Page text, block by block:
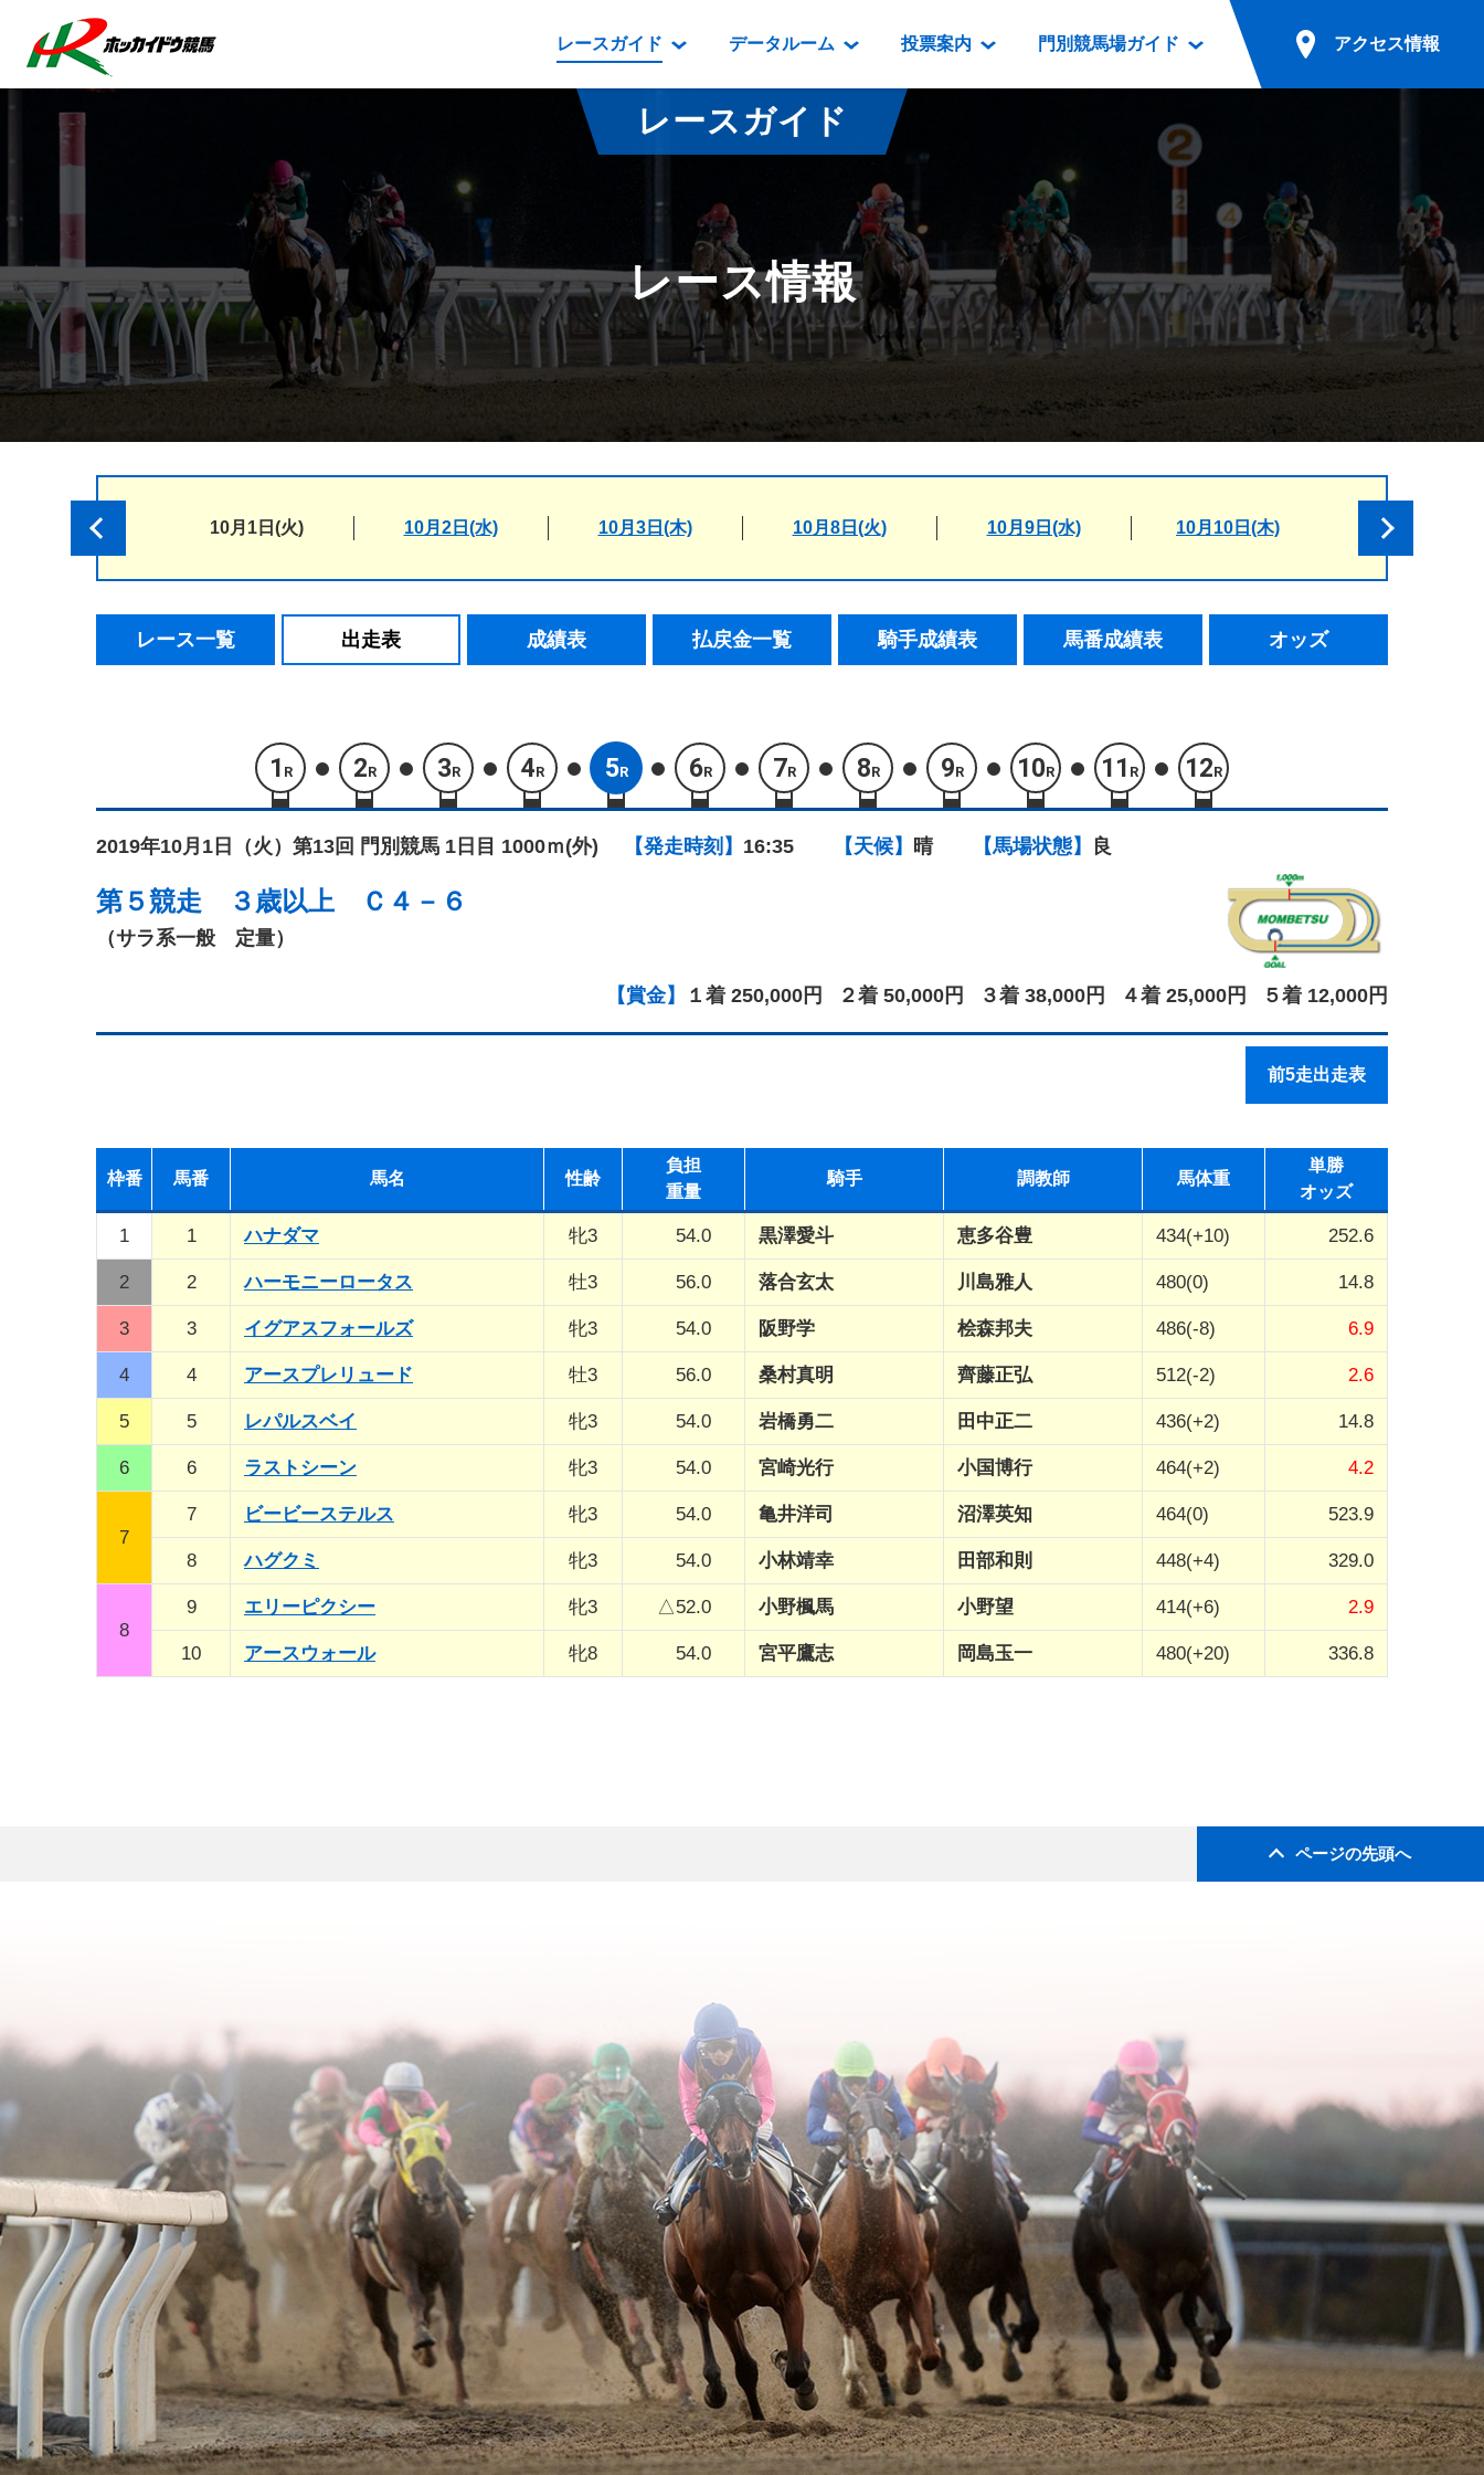
レースガイド
レース情報
払戻金一覧
騎手成績表
馬番成績表
オッズ
番組・級別表ダウンロード
開催カレンダー
重賞競走体系図
スタリオンシリーズ競走
道内の発売情報(PDF)
データルーム
データルーム
騎手・調教師紹介
坂路調教映像
遠征馬情報
番組編成要領
映像コンテンツ
重賞競走VTR
重賞競走参考VTR
レースダイジェスト
新馬ダイジェスト
投票案内
電話・インターネット投票
場外発売所
実況・テレホンサービス
発売・払戻
門別競馬場ガイド
門別競馬場情報
門別競馬場グルメ
とねっこジンギスカン
いずみ食堂
ルンビニフードカフェ
勝馬屋
アクセス情報
無料送迎バスでのご来場
公共の交通機関でのご来場
レースガイド
レース情報
10月1日(火) 10月2日(水) 10月3日(木) 10月8日(火) 10月9日(水) 10月10日(木)
レース一覧 出走表 成績表 払戻金一覧 騎手成績表 馬番成績表 オッズ
1 R 2R 3R 4R 5R 6R 7R 8R 9R 10R 11 R 12R
2019年10月1日（火） 第13回 門別競馬 1日目 1000ｍ(外) 【発走時刻】 16:35 【天候】 晴 【馬場状態】 良
第５競走 ３歳以上 Ｃ４－６
（サラ系一般 定量）
【賞金】 １着 250,000円 ２着 50,000円 ３着 38,000円 ４着 25,000円 ５着 12,000円
前5走出走表
枠番 馬番 馬名 性齢
負担
重量
騎手 調教師 馬体重
単勝
オッズ
1 1 ハナダマ 牝3 54.0 黒澤愛斗 恵多谷豊 434(+10) 252.6
2 2 ハーモニーロータス 牡3 56.0 落合玄太 川島雅人 480(0) 14.8
3 3 イグアスフォールズ 牝3 54.0 阪野学 桧森邦夫 486(-8) 6.9
4 4 アースプレリュード 牡3 56.0 桑村真明 齊藤正弘 512(-2) 2.6
5 5 レパルスベイ 牝3 54.0 岩橋勇二 田中正二 436(+2) 14.8
6 6 ラストシーン 牝3 54.0 宮崎光行 小国博行 464(+2) 4.2
7
7 ビービーステルス 牝3 54.0 亀井洋司 沼澤英知 464(0) 523.9
8 ハグクミ 牝3 54.0 小林靖幸 田部和則 448(+4) 329.0
8
9 エリーピクシー 牝3 △52.0 小野楓馬 小野望 414(+6) 2.9
10 アースウォール 牝8 54.0 宮平鷹志 岡島玉一 480(+20) 336.8
ページの先頭へ